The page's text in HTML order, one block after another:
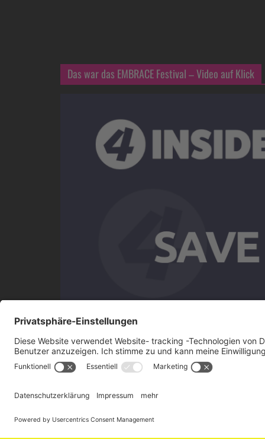
Das war das EMBRACE Festival – Video auf Klick